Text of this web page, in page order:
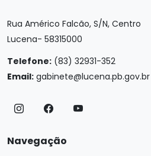
Rua Américo Falcão, S/N, Centro
Lucena- 58315000
Telefone: (83) 32931-352
Email: gabinete@lucena.pb.gov.br
Navegação